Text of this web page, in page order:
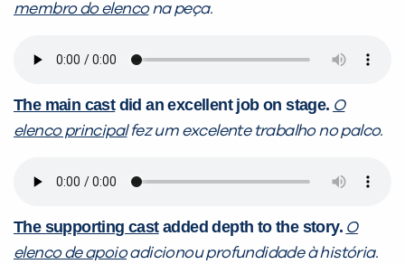
membro do elencona peça.
The main castdid an excellent job on stage. O
elenco principalfez um excelente trabalho no palco.
The supporting castadded depth to the story. O
elenco de apoioadicionou profundidade à história.